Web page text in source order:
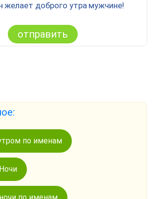
желает доброго утра мужчине!
отправить
по именам